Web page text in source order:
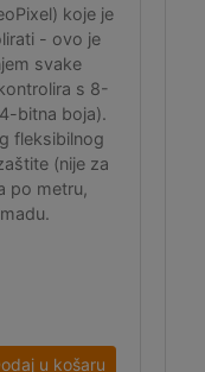
koje je
- ovo je
svake
s 8-
bitna boja).
fleksibilnog
(nije za
po metru,
u košaru